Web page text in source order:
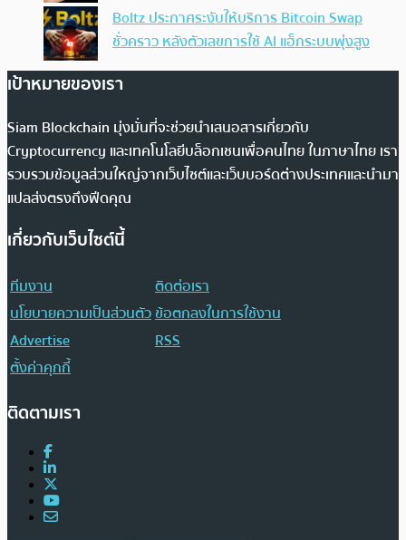
Boltz ประกาศระงับให้บริการ Bitcoin Swap
ชั่วคราว หลังตัวเลขการใช้ AI แฮ็กระบบพุ่งสูง
เป้าหมายของเรา
Siam Blockchain มุ่งมั่นที่จะช่วยนำเสนอสารเกี่ยวกับ
Cryptocurrency และเทคโนโลยีบล็อกเชนเพื่อคนไทย ในภาษาไทย เรา
รวบรวมข้อมูลส่วนใหญ่จากเว็บไซต์และเว็บบอร์ดต่างประเทศและนำมา
แปลส่งตรงถึงฟีดคุณ
เกี่ยวกับเว็บไซต์นี้
ทีมงาน
ติดต่อเรา
นโยบายความเป็นส่วนตัวข้อตกลงในการใช้งาน
Advertise
RSS
ตั้งค่าคุกกี้
ติดตามเรา